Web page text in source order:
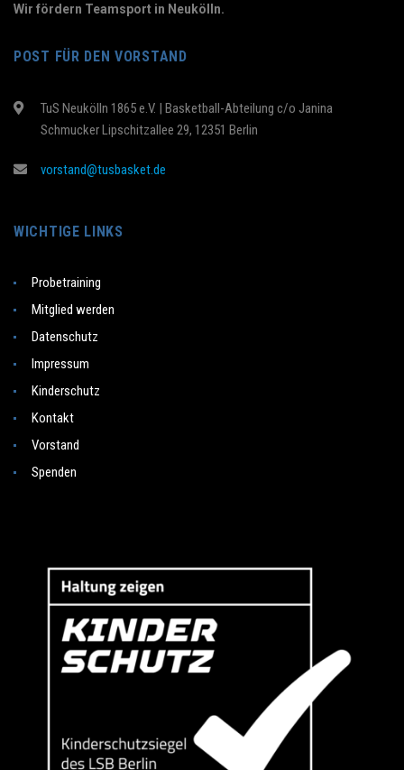
Wir fördern Teamsport in Neukölln.
POST FÜR DEN VORSTAND
TuS Neukölln 1865 e.V. | Basketball-Abteilung c/o Janina
Schmucker Lipschitzallee 29, 12351 Berlin
vorstand@tusbasket.de
WICHTIGE LINKS
Probetraining
Mitglied werden
Datenschutz
Impressum
Kinderschutz
Kontakt
Vorstand
Spenden